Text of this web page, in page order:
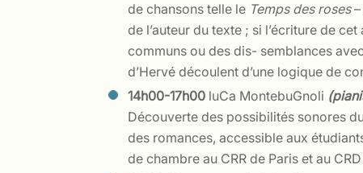
de chansons telle le Temps des roses
de l’auteur du texte ; si l’écriture de
communs ou des dis- semblances
d’Hervé découlent d’une logique de
14h00-17h00 luCa MontebuGnoli
Découverte des possibilités sonores
des romances, accessible aux
de chambre au CRR de Paris et au